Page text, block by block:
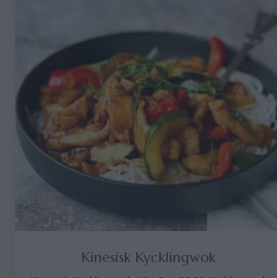
Kinesisk Kycklingwok